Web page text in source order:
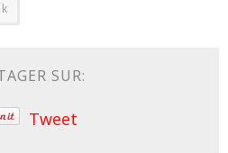
SUR:
Tweet